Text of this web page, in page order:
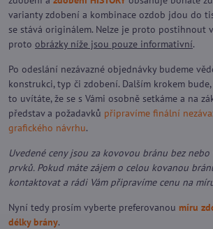
varianty zdobení a kombinace ozdob jdou do
se stává originálem. Nelze je proto postihnout
proto obrázky níže jsou pouze informativní.
Po odeslání nezávazné objednávky budeme
konstrukci, typ či zdobení. Dalším krokem
to uvítáte, že se s Vámi osobně setkáme a na
představ a požadavků připravíme finální
grafického návrhu.
Uvedené ceny jsou za kovovou bránu bez
prvků. Pokud máte zájem o celou kovanou
kontaktovat a rádi Vám připravíme cenu na
Nyní tedy prosím vyberte preferovanou míru
délky brány.